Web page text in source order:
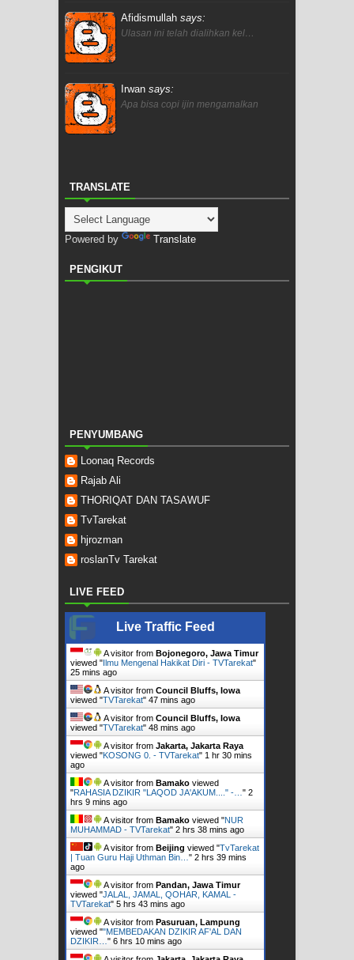
Afidismullah says:
Ulasan ini telah dialihkan kel…
Irwan says:
Apa bisa copi ijin mengamalkan
TRANSLATE
Powered by Translate
PENGIKUT
PENYUMBANG
Loonaq Records
Rajab Ali
THORIQAT DAN TASAWUF
TvTarekat
hjrozman
roslanTv Tarekat
LIVE FEED
Live Traffic Feed
A visitor from Bojonegoro, Jawa Timur
viewed " Ilmu Mengenal Hakikat Diri - TVTarekat"
25 mins ago
A visitor from Council Bluffs, Iowa
viewed "TVTarekat" 47 mins ago
A visitor from Council Bluffs, Iowa
viewed "TVTarekat" 48 mins ago
A visitor from Jakarta, Jakarta Raya
viewed "KOSONG 0. - TVTarekat" 1 hr 30 mins
ago
A visitor from Bamako viewed
"RAHASIA DZIKIR "LAQOD JA'AKUM...." -…" 2
hrs 9 mins ago
A visitor from Bamako viewed "NUR
MUHAMMAD - TVTarekat" 2 hrs 38 mins ago
A visitor from Beijing viewed "TvTarekat
| Tuan Guru Haji Uthman Bin…" 2 hrs 39 mins
ago
A visitor from Pandan, Jawa Timur
viewed "JALAL, JAMAL, QOHAR, KAMAL -
TVTarekat" 5 hrs 43 mins ago
A visitor from Pasuruan, Lampung
viewed ""MEMBEDAKAN DZIKIR AF'AL DAN
DZIKIR…" 6 hrs 10 mins ago